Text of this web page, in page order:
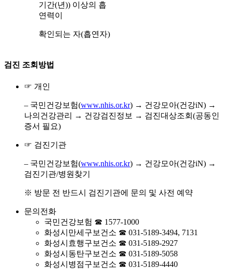
기간(년)) 이상의 흡
연력이
확인되는 자(흡연자)
검진 조회방법
☞ 개인
‒ 국민건강보험(www.nhis.or.kr) → 건강모아(건강iN) →
나의건강관리 → 건강검진정보 → 검진대상조회(공동인
증서 필요)
☞ 검진기관
‒ 국민건강보험(www.nhis.or.kr) → 건강모아(건강iN) →
검진기관/병원찾기
※ 방문 전 반드시 검진기관에 문의 및 사전 예약
문의전화
국민건강보험 ☎ 1577-1000
화성시만세구보건소 ☎ 031-5189-3494, 7131
화성시효행구보건소 ☎ 031-5189-2927
화성시동탄구보건소 ☎ 031-5189-5058
화성시병점구보건소 ☎ 031-5189-4440